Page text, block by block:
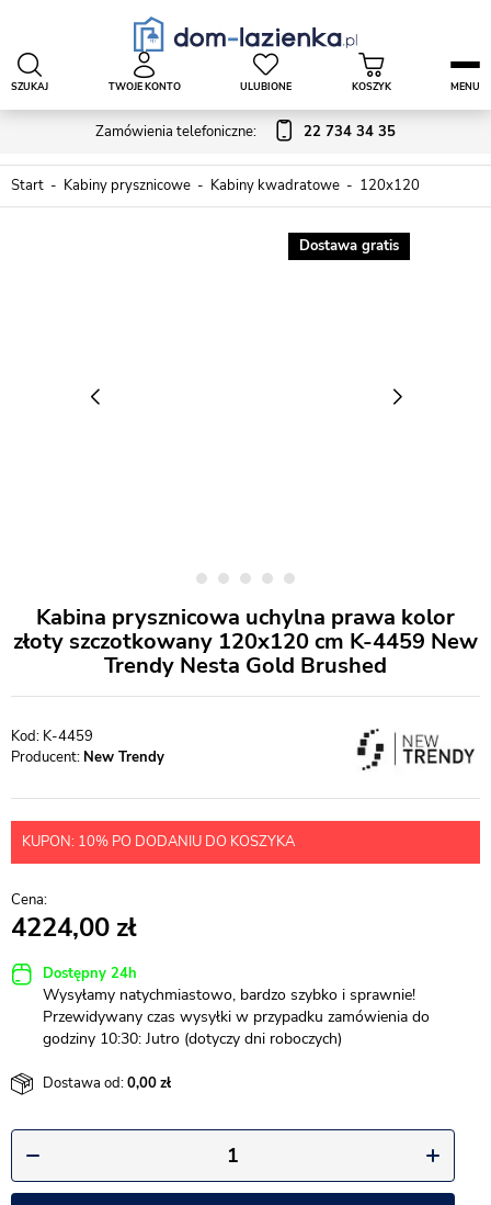
Zamówienia telefoniczne: 22 734 34 35
SZUKAJ TWOJE KONTO ULUBIONE KOSZYK MENU
Start Kabiny prysznicowe Kabiny kwadratowe 120x120
Dostawa gratis
Kabina prysznicowa uchylna prawa kolor
złoty szczotkowany 120x120 cm K-4459 New
Trendy Nesta Gold Brushed
K-4459
Producent: New Trendy
KUPON: 10% PO DODANIU DO KOSZYKA
4224,00
Dostępny 24h
Wysyłamy natychmiastowo, bardzo szybko i sprawnie!
Przewidywany czas wysyłki w przypadku zamówienia do
godziny 10:30: Jutro (dotyczy dni roboczych)
Dostawa od:0,00